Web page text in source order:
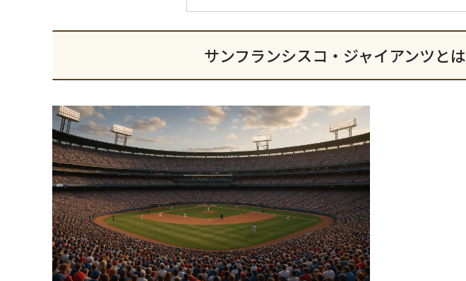
サンフランシスコ・ジャイアンツとは